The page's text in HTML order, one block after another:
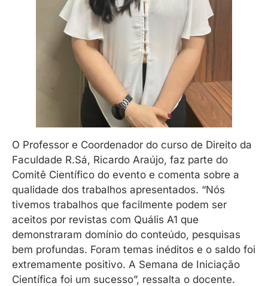
O Professor e Coordenador do curso de Direito da
Faculdade R.Sá, Ricardo Araújo, faz parte do
Comitê Científico do evento e comenta sobre a
qualidade dos trabalhos apresentados. “Nós
tivemos trabalhos que facilmente podem ser
aceitos por revistas com Quális A1 que
demonstraram domínio do conteúdo, pesquisas
bem profundas. Foram temas inéditos e o saldo foi
extremamente positivo. A Semana de Iniciação
Científica foi um sucesso”, ressalta o docente.